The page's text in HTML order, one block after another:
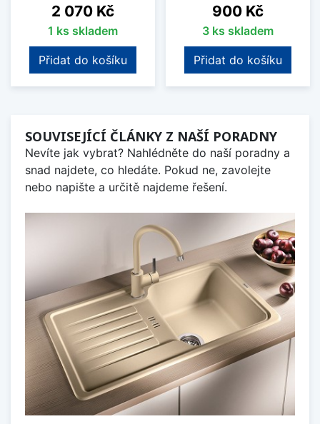
Cena
2 070 Kč
1 ks skladem
Přidat do košíku
Cena
900 Kč
3 ks skladem
Přidat do košíku
SOUVISEJÍCÍ ČLÁNKY Z NAŠÍ PORADNY
Nevíte jak vybrat? Nahlédněte do naší poradny a
snad najdete, co hledáte. Pokud ne, zavolejte
nebo napište a určitě najdeme řešení.